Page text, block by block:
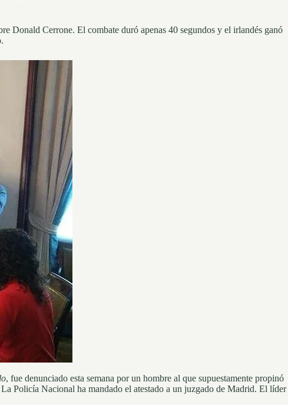
Donald Cerrone. El combate duró apenas 40 segundos y el irlandés ganó
, fue denunciado esta semana por un hombre al que supuestamente propinó
Policía Nacional ha mandado el atestado a un juzgado de Madrid. El líder